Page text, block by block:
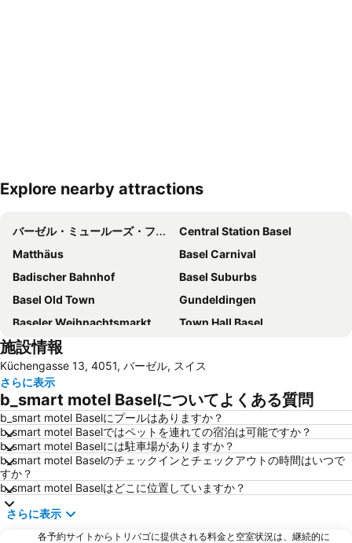
地図を拡大
Explore nearby attractions
バーゼル・ミュールーズ・フライブルグ国際空港
Central Station Basel
Matthäus
Basel Carnival
Badischer Bahnhof
Basel Suburbs
Basel Old Town
Gundeldingen
Baseler Weihnachtsmarkt
Town Hall Basel
Baselworld
Walking Tour through Spalenberg and Cathedral Hill
St Alban
Congress Center Basel
Klybeck
Grand Casino Basel
Old town of Aarau
Schauinsland
施設情報
Küchengasse 13, 4051, バーゼル, スイス
さらに表示
b_smart motel Baselについてよくある質問
b_smart motel Baselにプールはありますか？
b_smart motel Baselではペットを連れての宿泊は可能ですか？
b_smart motel Baselには駐車場がありますか？
b_smart motel Baselのチェックインとチェックアウトの時間はいつで
すか？
b_smart motel Baselはどこに位置していますか？
さらに表示
各予約サイトからトリバゴに提供される料金と空室状況は、継続的に